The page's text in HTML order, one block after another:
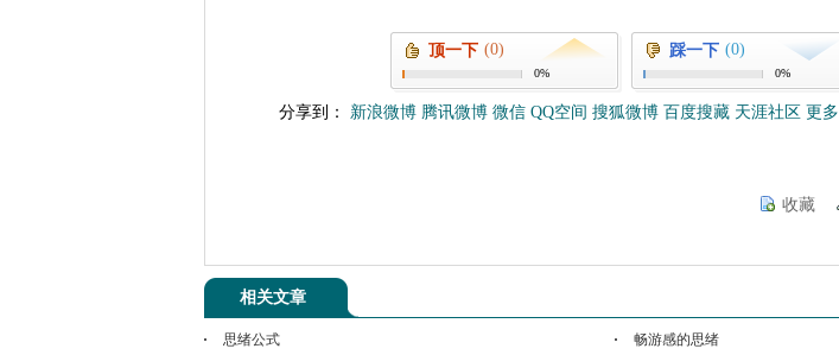
顶一下 (0)
0%
踩一下 (0)
0%
分享到： 新浪微博 腾讯微博 微信 QQ空间 搜狐微博 百度搜藏 天涯社区 更多
收藏
相关文章
思绪公式
畅游感的思绪